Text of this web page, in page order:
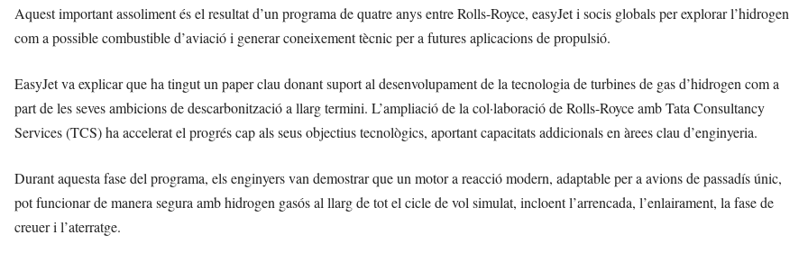
Aquest important assoliment és el resultat d’un programa de quatre anys entre Rolls-Royce, easyJet i socis globals per explorar l’hidrogen
com a possible combustible d’aviació i generar coneixement tècnic per a futures aplicacions de propulsió.
EasyJet va explicar que ha tingut un paper clau donant suport al desenvolupament de la tecnologia de turbines de gas d’hidrogen com a
part de les seves ambicions de descarbonització a llarg termini. L’ampliació de la col·laboració de Rolls-Royce amb Tata Consultancy
Services (TCS) ha accelerat el progrés cap als seus objectius tecnològics, aportant capacitats addicionals en àrees clau d’enginyeria.
Durant aquesta fase del programa, els enginyers van demostrar que un motor a reacció modern, adaptable per a avions de passadís únic,
pot funcionar de manera segura amb hidrogen gasós al llarg de tot el cicle de vol simulat, incloent l’arrencada, l’enlairament, la fase de
creuer i l’aterratge.